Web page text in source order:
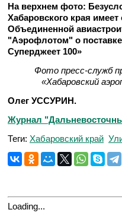
На верхнем фото:
Хабаровского края
Объединенной
"Аэрофлотом" о
Суперджеет 100»
Фото пресс-служб
«Хабаровский
Олег УССУРИН.
Журнал
Теги: Хабаровский край
Loading...